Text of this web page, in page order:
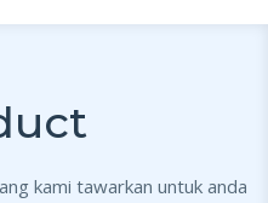
kami tawarkan untuk anda